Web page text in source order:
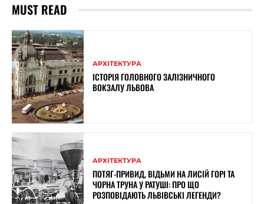
MUST READ
АРХІТЕКТУРА
ІСТОРІЯ ГОЛОВНОГО ЗАЛІЗНИЧНОГО
ВОКЗАЛУ ЛЬВОВА
АРХІТЕКТУРА
ПОТЯГ-ПРИВИД, ВІДЬМИ НА ЛИСІЙ ГОРІ ТА
ЧОРНА ТРУНА У РАТУШІ: ПРО ЩО
РОЗПОВІДАЮТЬ ЛЬВІВСЬКІ ЛЕГЕНДИ?